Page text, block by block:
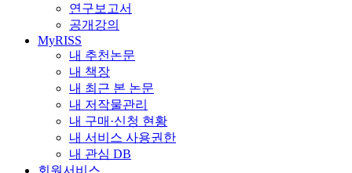
연구보고서
공개강의
MyRISS
내 추천논문
내 책장
내 최근 본 논문
내 저작물관리
내 구매·신청 현황
내 서비스 사용권한
내 관심 DB